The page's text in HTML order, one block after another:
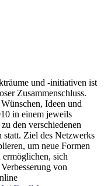
und -initiativen ist
Zusammenschluss.
Ideen und
in einem jeweils
den verschiedenen
statt. Ziel des Netzwerks
um neue Formen
sich
von